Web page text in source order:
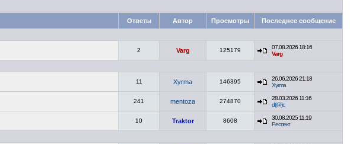
Ответы Автор Просмотры Последнее сообщение
2 Varg 125179
07.08.2026 18:16
Varg
11 Xyrma 146395
26.06.2026 21:18
Xyrma
241 mentoza 274870
28.03.2026 11:16
d(@)c
10 Traktor 8608
30.08.2025 11:19
Респект